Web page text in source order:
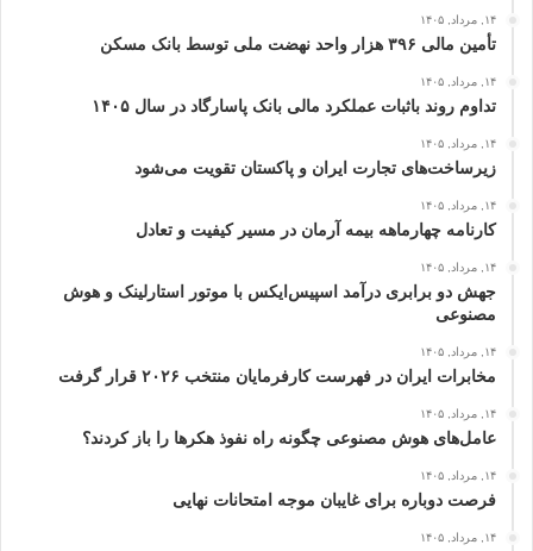
۱۴, مرداد, ۱۴۰۵
تأمین مالی ۳۹۶ هزار واحد نهضت ملی توسط بانک مسکن
۱۴, مرداد, ۱۴۰۵
تداوم روند باثبات عملکرد مالی بانک پاسارگاد در سال ۱۴۰۵
۱۴, مرداد, ۱۴۰۵
زیرساخت‌های تجارت ایران و پاکستان تقویت می‌شود
۱۴, مرداد, ۱۴۰۵
کارنامه چهارماهه بیمه آرمان در مسیر کیفیت و تعادل
۱۴, مرداد, ۱۴۰۵
جهش دو برابری درآمد اسپیس‌ایکس با موتور استارلینک و هوش
مصنوعی
۱۴, مرداد, ۱۴۰۵
مخابرات ایران در فهرست کارفرمایان منتخب ۲۰۲۶ قرار گرفت
۱۴, مرداد, ۱۴۰۵
عامل‌های هوش مصنوعی چگونه راه نفوذ هکرها را باز کردند؟
۱۴, مرداد, ۱۴۰۵
فرصت دوباره برای غایبان موجه امتحانات نهایی
۱۴, مرداد, ۱۴۰۵